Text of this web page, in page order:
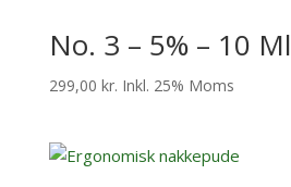
No. 3 – 5% – 10 Ml
299,00 kr. Inkl. 25% Moms